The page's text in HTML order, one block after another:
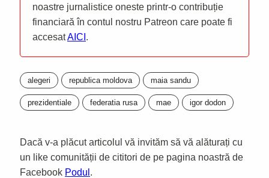
noastre jurnalistice oneste printr-o contribuție
financiară în contul nostru Patreon care poate fi
accesatAICI .
alegeri republica moldova maia sandu
prezidentiale federatia rusa mae igor dodon
Dacă v-a plăcut articolul vă invităm să vă alăturați cu
un like comunității de cititori de pe pagina noastră de
Facebook Podul .